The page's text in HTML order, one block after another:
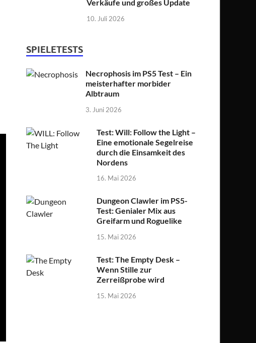
Verkäufe und großes Update
10. Juli 2026
SPIELETESTS
Necrophosis im PS5 Test – Ein
meisterhafter morbider
Albtraum
3. Juni 2026
Test: Will: Follow the Light –
Eine emotionale Segelreise
durch die Einsamkeit des
Nordens
16. Mai 2026
Dungeon Clawler im PS5-
Test: Genialer Mix aus
Greifarm und Roguelike
15. Mai 2026
Test: The Empty Desk –
Wenn Stille zur
Zerreißprobe wird
15. Mai 2026